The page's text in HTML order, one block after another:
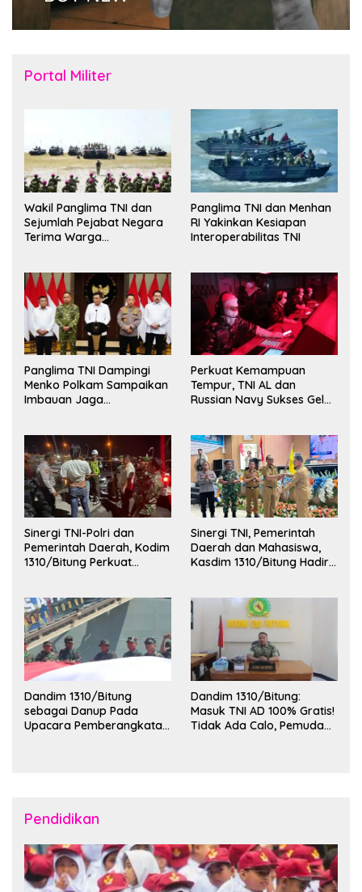
Portal Militer
Wakil Panglima TNI dan
Sejumlah Pejabat Negara
Terima Warga
Panglima TNI dan Menhan
RI Yakinkan Kesiapan
Interoperabilitas TNI
Panglima TNI Dampingi
Menko Polkam Sampaikan
Imbauan Jaga
Perkuat Kemampuan
Tempur, TNI AL dan
Russian Navy Sukses Gelar
Sinergi TNI-Polri dan
Pemerintah Daerah, Kodim
1310/Bitung Perkuat
Sinergi TNI, Pemerintah
Daerah dan Mahasiswa,
Kasdim 1310/Bitung Hadiri
Kota Bitung
Dandim 1310/Bitung
sebagai Danup Pada
Upacara Pemberangkatan
Dandim 1310/Bitung:
Masuk TNI AD 100% Gratis!
Tidak Ada Calo, Pemuda
Pendidikan